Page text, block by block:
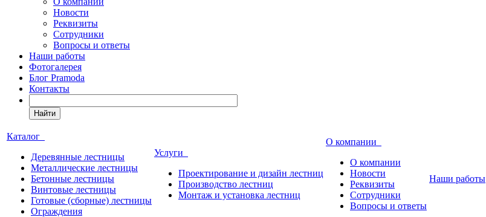
Новости
Реквизиты
Сотрудники
Вопросы и ответы
Наши работы
Фотогалерея
Блог Pramoda
Контакты
Найти
Каталог
Деревянные лестницы
Металлические лестницы
Бетонные лестницы
Винтовые лестницы
Готовые (сборные) лестницы
Ограждения
Услуги
Проектирование и дизайн лестниц
Производство лестниц
Монтаж и установка лестниц
О компании
О компании
Новости
Реквизиты
Сотрудники
Вопросы и ответы
Наши работы